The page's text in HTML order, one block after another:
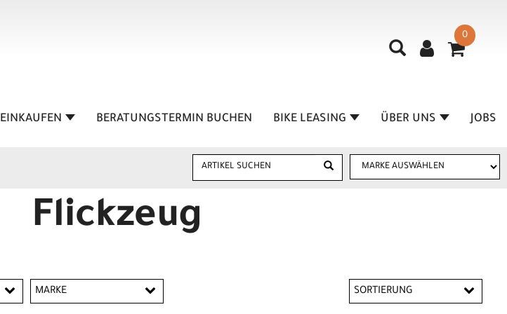
0
EINKAUFEN BERATUNGSTERMIN BUCHEN BIKE LEASING ÜBER UNS JOBS
Flickzeug
SORTIERUNG
MARKE